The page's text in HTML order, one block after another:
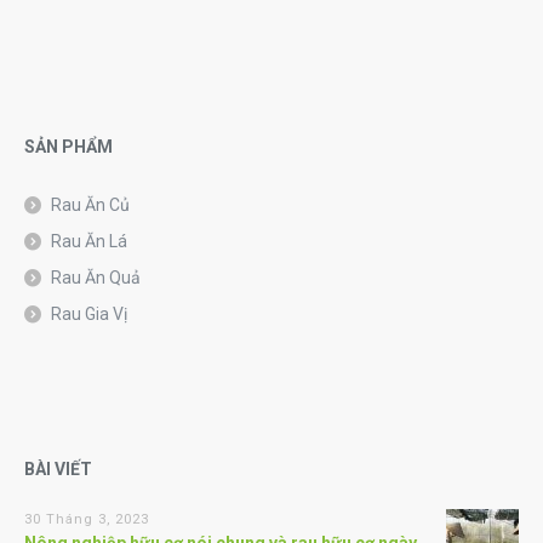
SẢN PHẨM
Rau Ăn Củ
Rau Ăn Lá
Rau Ăn Quả
Rau Gia Vị
BÀI VIẾT
30 Tháng 3, 2023